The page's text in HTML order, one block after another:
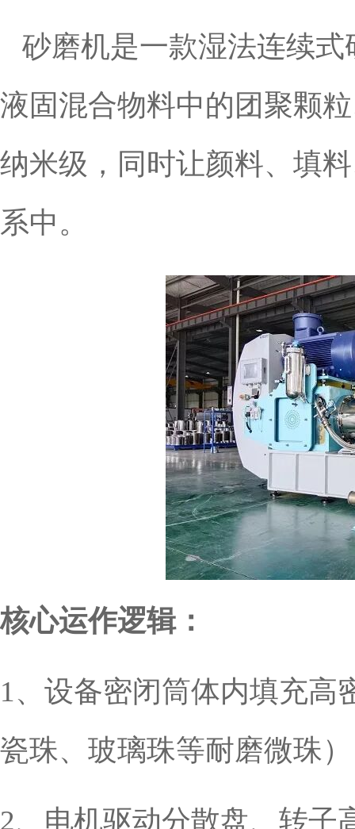
砂磨机是一款湿法连续
液固混合物料中的团聚颗
纳米级，同时让颜料、填
系中。
核心运作逻辑：
1、设备密闭筒体内填充高
瓷珠、玻璃珠等耐磨微珠
2、电机驱动分散盘、转子